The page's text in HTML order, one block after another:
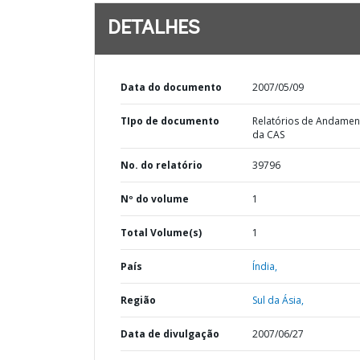
DETALHES
Data do documento 2007/05/09
TIpo de documento
Relatórios de
da CAS
No. do relatório 39796
Nº do volume 1
Total Volume(s) 1
País Índia,
Região Sul da Ásia,
Data de divulgação 2007/06/27